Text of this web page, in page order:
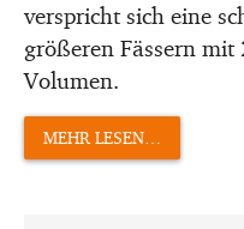
verspricht sich eine
größeren Fässern
Volumen.
MEHR LESEN…